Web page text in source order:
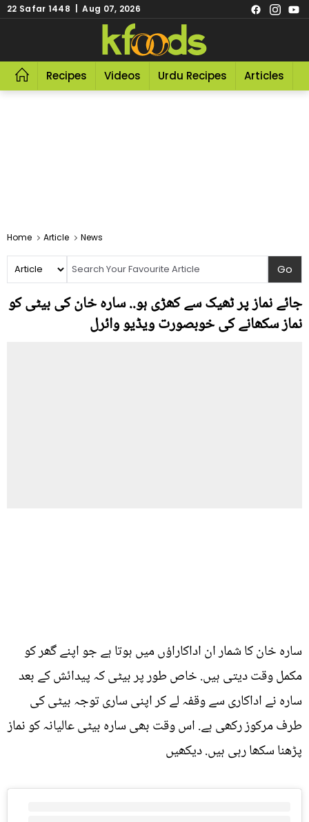
22 Safar 1448 | Aug 07, 2026
Recipes Videos Urdu Recipes Articles
Home Article News
جائے نماز پر ٹھیک سے کھڑی ہو.. سارہ خان کی بیٹی کو
نماز سکھانے کی خوبصورت ویڈیو وائرل
سارہ خان کا شمار ان اداکاراؤں میں ہوتا ہے جو اپنے گھر کو
مکمل وقت دیتی ہیں. خاص طور پر بیٹی کہ پیدائش کے بعد
سارہ نے اداکاری سے وقفہ لے کر اپنی ساری توجہ بیٹی کی
طرف مرکوز رکھی ہے. اس وقت بھی سارہ بیٹی عالیانہ کو نماز
پڑھنا سکھا رہی ہیں. دیکھیں